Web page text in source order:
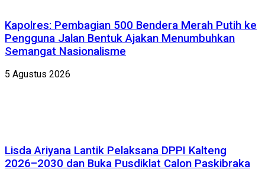
Kapolres: Pembagian 500 Bendera Merah Putih ke
Pengguna Jalan Bentuk Ajakan Menumbuhkan
Semangat Nasionalisme
5 Agustus 2026
Lisda Ariyana Lantik Pelaksana DPPI Kalteng
2026–2030 dan Buka Pusdiklat Calon Paskibraka